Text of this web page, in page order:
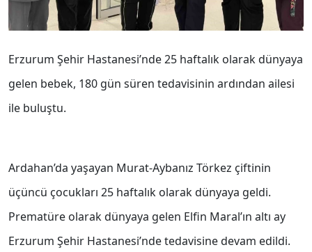
Erzurum Şehir Hastanesi’nde 25 haftalık olarak dünyaya
gelen bebek, 180 gün süren tedavisinin ardından ailesi
ile buluştu.
Ardahan’da yaşayan Murat-Aybanız Törkez çiftinin
üçüncü çocukları 25 haftalık olarak dünyaya geldi.
Prematüre olarak dünyaya gelen Elfin Maral’ın altı ay
Erzurum Şehir Hastanesi’nde tedavisine devam edildi.